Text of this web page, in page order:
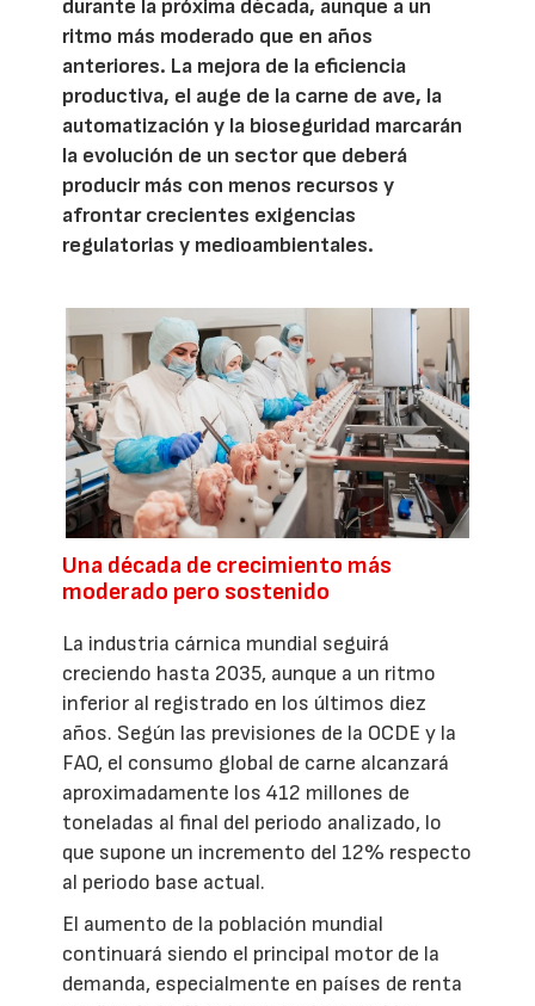
durante la próxima década, aunque a un
ritmo más moderado que en años
anteriores. La mejora de la eficiencia
productiva, el auge de la carne de ave, la
automatización y la bioseguridad marcarán
la evolución de un sector que deberá
producir más con menos recursos y
afrontar crecientes exigencias
regulatorias y medioambientales.
Una década de crecimiento más
moderado pero sostenido
La industria cárnica mundial seguirá
creciendo hasta 2035, aunque a un ritmo
inferior al registrado en los últimos diez
años. Según las previsiones de la OCDE y la
FAO, el consumo global de carne alcanzará
aproximadamente los 412 millones de
toneladas al final del periodo analizado, lo
que supone un incremento del 12% respecto
al periodo base actual.
El aumento de la población mundial
continuará siendo el principal motor de la
demanda, especialmente en países de renta